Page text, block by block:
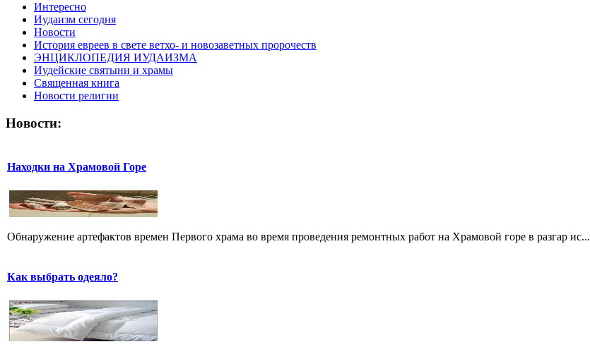
Интересно
Иудаизм сегодня
Новости
История евреев в свете ветхо- и новозаветных пророчеств
ЭНЦИКЛОПЕДИЯ ИУДАИЗМА
Иудейские святыни и храмы
Священная книга
Новости религии
Новости:
Находки на Храмовой Горе
Обнаружение артефактов времен Первого храма во время проведения ремонтных работ на Храмовой горе в разгар ис...
Как выбрать одеяло?